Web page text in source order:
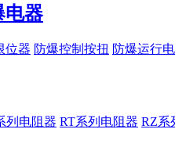
电器
位器 防爆控制按扭 防爆运行
列电阻器 RT系列电阻器 RZ系